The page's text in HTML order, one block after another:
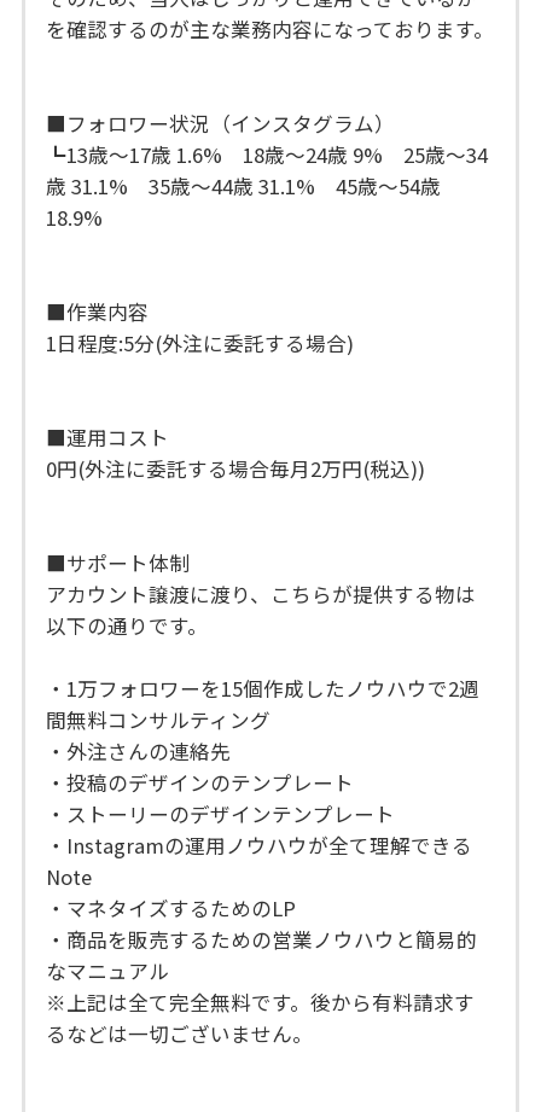
を確認するのが主な業務内容になっております。
■フォロワー状況（インスタグラム）
┗13歳〜17歳 1.6% 18歳〜24歳 9% 25歳〜34
歳 31.1% 35歳〜44歳 31.1% 45歳〜54歳
18.9%
■作業内容
1日程度:5分(外注に委託する場合)
■運用コスト
0円(外注に委託する場合毎月2万円(税込))
■サポート体制
アカウント譲渡に渡り、こちらが提供する物は
以下の通りです。
・1万フォロワーを15個作成したノウハウで2週
間無料コンサルティング
・外注さんの連絡先
・投稿のデザインのテンプレート
・ストーリーのデザインテンプレート
・Instagramの運用ノウハウが全て理解できる
Note
・マネタイズするためのLP
・商品を販売するための営業ノウハウと簡易的
なマニュアル
※上記は全て完全無料です。後から有料請求す
るなどは一切ございません。